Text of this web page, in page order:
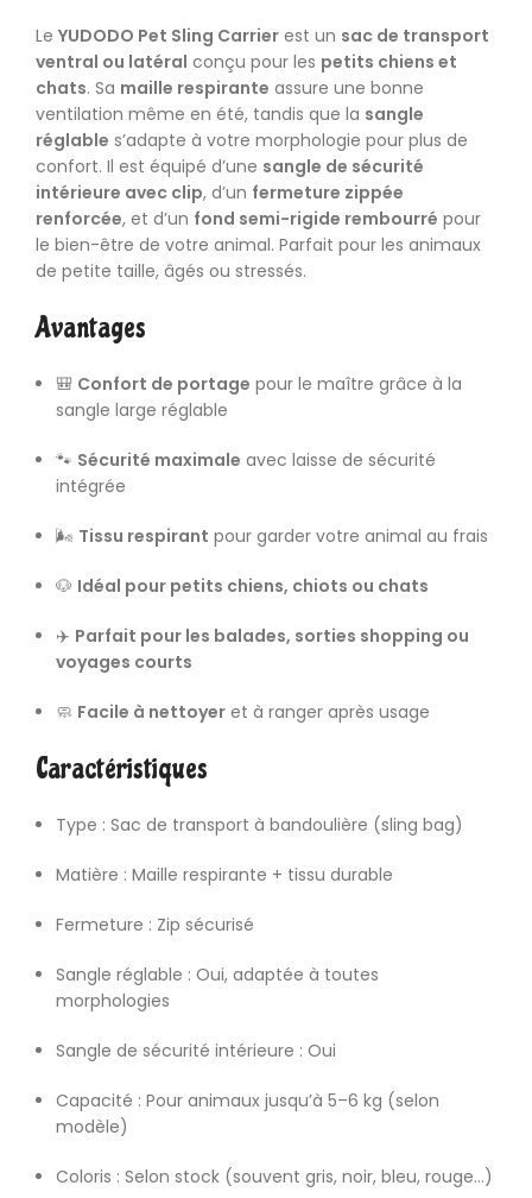
Le YUDODO Pet Sling Carrier est un sac de transport
ventral ou latéral conçu pour les petits chiens et
chats. Sa maille respirante assure une bonne
ventilation même en été, tandis que la sangle
réglable s’adapte à votre morphologie pour plus de
confort. Il est équipé d’une sangle de sécurité
intérieure avec clip, d’un fermeture zippée
renforcée, et d’un fond semi-rigide rembourré pour
le bien-être de votre animal. Parfait pour les animaux
de petite taille, âgés ou stressés.
Avantages
🎒 Confort de portage pour le maître grâce à la
sangle large réglable
🐾 Sécurité maximale avec laisse de sécurité
intégrée
🌬️ Tissu respirant pour garder votre animal au frais
🐶 Idéal pour petits chiens, chiots ou chats
✈️ Parfait pour les balades, sorties shopping ou
voyages courts
🧼 Facile à nettoyer et à ranger après usage
Caractéristiques
Type : Sac de transport à bandoulière (sling bag)
Matière : Maille respirante + tissu durable
Fermeture : Zip sécurisé
Sangle réglable : Oui, adaptée à toutes
morphologies
Sangle de sécurité intérieure : Oui
Capacité : Pour animaux jusqu’à 5–6 kg (selon
modèle)
Coloris : Selon stock (souvent gris, noir, bleu, rouge…)